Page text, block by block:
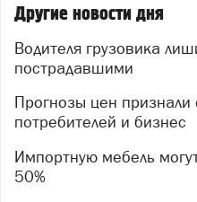
Другие новости дня
Водителя грузовика лишили прав после ДТП с
пострадавшими
Прогнозы цен признали фактором давления на
потребителей и бизнес
Импортную мебель могут обложить пошлинами до
50%